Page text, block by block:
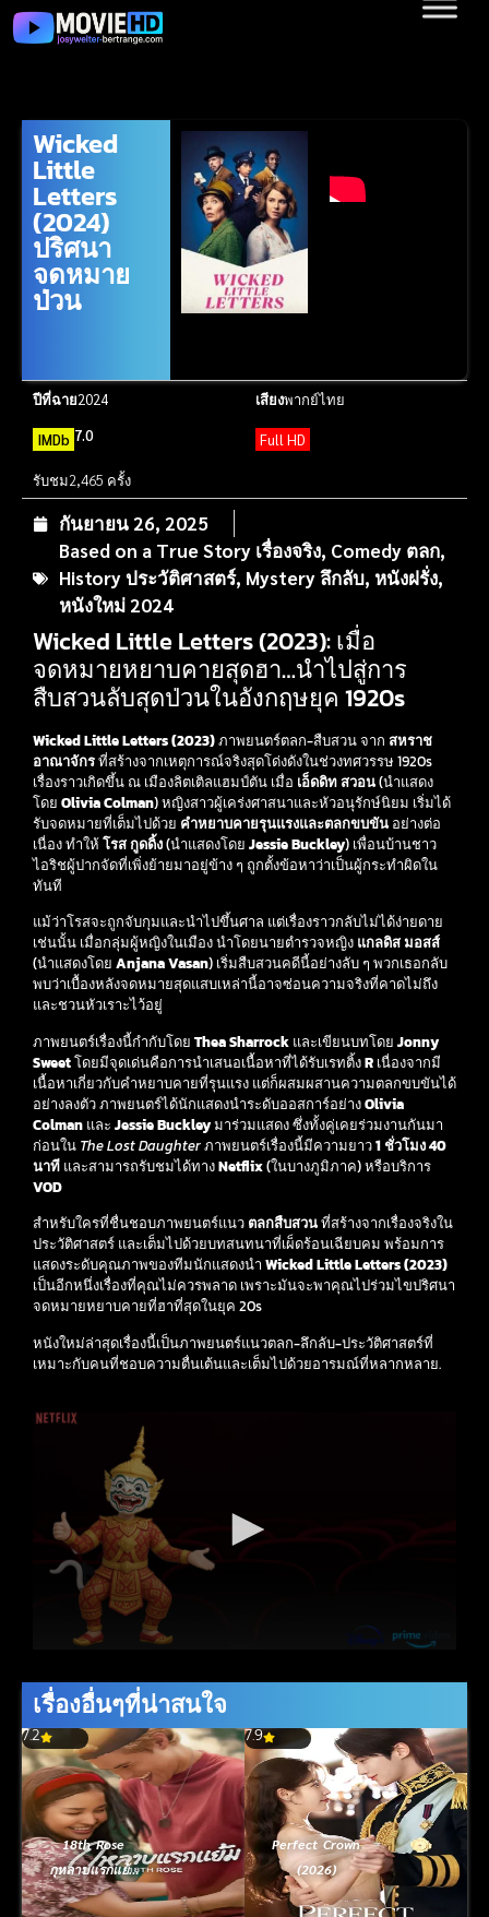
Wicked
Little
Letters
(2024)
ปริศนา
จดหมาย
ป่วน
ปีที่ฉาย2024 เสียงพากย์ไทย
IMDb 7.0 Full HD
รับชม2,465 ครั้ง
กันยายน 26, 2025
Based on a True Story เรื่องจริง, Comedy ตลก,
History ประวัติศาสตร์, Mystery ลึกลับ, หนังฝรั่ง,
หนังใหม่ 2024
Wicked Little Letters (2023): เมื่อ
จดหมายหยาบคายสุดฮา…นำไปสู่การ
สืบสวนลับสุดป่วนในอังกฤษยุค 1920s
Wicked Little Letters (2023)ภาพยนตร์ตลก-สืบสวน จาก สหราช
อาณาจักรที่สร้างจากเหตุการณ์จริงสุดโด่งดังในช่วงทศวรรษ 1920s
เรื่องราวเกิดขึ้น ณ เมืองลิตเติลแฮมป์ตัน เมื่อ เอ็ดดิท สวอน(นำแสดง
โดย Olivia Colman) หญิงสาวผู้เคร่งศาสนาและหัวอนุรักษ์นิยม เริ่มได้
รับจดหมายที่เต็มไปด้วย คำหยาบคายรุนแรงและตลกขบขัน อย่างต่อ
เนื่อง ทำให้โรส กูดดิ้ง(นำแสดงโดย Jessie Buckley) เพื่อนบ้านชาว
ไอริชผู้ปากจัดที่เพิ่งย้ายมาอยู่ข้าง ๆ ถูกตั้งข้อหาว่าเป็นผู้กระทำผิดใน
ทันที
แม้ว่าโรสจะถูกจับกุมและนำไปขึ้นศาล แต่เรื่องราวกลับไม่ได้ง่ายดาย
เช่นนั้น เมื่อกลุ่มผู้หญิงในเมือง นำโดยนายตำรวจหญิง แกลดิส มอสส์
(นำแสดงโดย Anjana Vasan) เริ่มสืบสวนคดีนี้อย่างลับ ๆ พวกเธอกลับ
พบว่าเบื้องหลังจดหมายสุดแสบเหล่านี้อาจซ่อนความจริงที่คาดไม่ถึง
และชวนหัวเราะไว้อยู่
ภาพยนตร์เรื่องนี้กำกับโดย Thea Sharrock และเขียนบทโดย Jonny
Sweetโดยมีจุดเด่นคือการนำเสนอเนื้อหาที่ได้รับเรทติ้งR เนื่องจากมี
เนื้อหาเกี่ยวกับคำหยาบคายที่รุนแรง แต่ก็ผสมผสานความตลกขบขันได้
อย่างลงตัว ภาพยนตร์ได้นักแสดงนำระดับออสการ์อย่างOlivia
Colman และ Jessie Buckleyมาร่วมแสดง ซึ่งทั้งคู่เคยร่วมงานกันมา
ก่อนใน The Lost Daughterภาพยนตร์เรื่องนี้มีความยาว1 ชั่วโมง 40
นาที และสามารถรับชมได้ทางNetflix(ในบางภูมิภาค) หรือบริการ
VOD
สำหรับใครที่ชื่นชอบภาพยนตร์แนว ตลกสืบสวนที่สร้างจากเรื่องจริงใน
ประวัติศาสตร์ และเต็มไปด้วยบทสนทนาที่เผ็ดร้อนเฉียบคม พร้อมการ
แสดงระดับคุณภาพของทีมนักแสดงนำ Wicked Little Letters (2023)
เป็นอีกหนึ่งเรื่องที่คุณไม่ควรพลาด เพราะมันจะพาคุณไปร่วมไขปริศนา
จดหมายหยาบคายที่ฮาที่สุดในยุค 20s
หนังใหม่ล่าสุดเรื่องนี้เป็นภาพยนตร์แนวตลก-ลึกลับ-ประวัติศาสตร์ที่
เหมาะกับคนที่ชอบความตื่นเต้นและเต็มไปด้วยอารมณ์ที่หลากหลาย.
เรื่องอื่นๆที่น่าสนใจ
7.2
18th Rose
กุหลาบแรกแย้ม
(2026)
7.9
Perfect Crown
(2026)